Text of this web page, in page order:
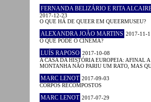
FERNANDA BELIZÁRIO E RITA
2017-12-23
O QUE HÁ DE QUEER EM QUEERMUSEU?
ALEXANDRA JOÃO MARTINS 2017-11-
O QUE PODE O CINEMA?
LUÍS RAPOSO 2017-10-08
A CASA DA HISTÓRIA EUROPEIA: AFINAL A
MONTANHA NÃO PARIU UM RATO, MAS
MARC LENOT 2017-09-03
CORPOS RECOMPOSTOS
MARC LENOT 2017-07-29